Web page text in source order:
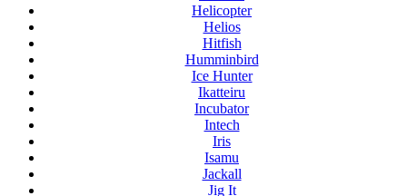
Helicopter
Helios
Hitfish
Humminbird
Ice Hunter
Ikatteiru
Incubator
Intech
Iris
Isamu
Jackall
Jig It